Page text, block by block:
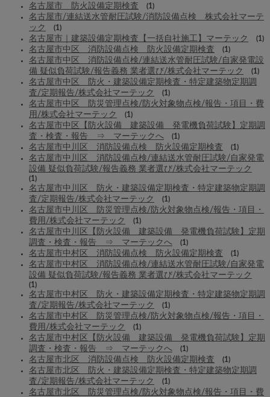
名古屋市 防火設備定期検査 (1)
名古屋市/連結送水管耐圧試験/消防設備点検 株式会社マーテ
ック
(1)
名古屋市｜建築設備定期検査【一括自社施工】マーテック (1)
名古屋市中区 消防設備点検 防火設備定期検査 (1)
名古屋市中区 消防設備点検/連結送水管耐圧試験/自家発電設
備 疑似負荷試験/報告義務 業者選び/株式会社マーテック
(1)
名古屋市中区 防火・建築設備定期検査・特定建築物定期調
査/定期報告/株式会社マーテック
(1)
名古屋市中区 防災管理点検/防火対象物点検/報告・項目・費
用/株式会社マーテック
(1)
名古屋市中区【防火設備 建築設備 発電機負荷試験】定期調
査・検査・報告 ⇒ マーテックへ
(1)
名古屋市中川区 消防設備点検 防火設備定期検査 (1)
名古屋市中川区 消防設備点検/連結送水管耐圧試験/自家発電
設備 疑似負荷試験/報告義務 業者選び/株式会社マーテック
(1)
名古屋市中川区 防火・建築設備定期検査・特定建築物定期調
査/定期報告/株式会社マーテック
(1)
名古屋市中川区 防災管理点検/防火対象物点検/報告・項目・
費用/株式会社マーテック
(1)
名古屋市中川区【防火設備 建築設備 発電機負荷試験】定期
調査・検査・報告 ⇒ マーテックへ
(1)
名古屋市中村区 消防設備点検 防火設備定期検査 (1)
名古屋市中村区 消防設備点検/連結送水管耐圧試験/自家発電
設備 疑似負荷試験/報告義務 業者選び/株式会社マーテック
(1)
名古屋市中村区 防火・建築設備定期検査・特定建築物定期調
査/定期報告/株式会社マーテック
(1)
名古屋市中村区 防災管理点検/防火対象物点検/報告・項目・
費用/株式会社マーテック
(1)
名古屋市中村区【防火設備 建築設備 発電機負荷試験】定期
調査・検査・報告 ⇒ マーテックへ
(1)
名古屋市北区 消防設備点検 防火設備定期検査 (1)
名古屋市北区 防火・建築設備定期検査・特定建築物定期調
査/定期報告/株式会社マーテック
(1)
名古屋市北区 防災管理点検/防火対象物点検/報告・項目・費